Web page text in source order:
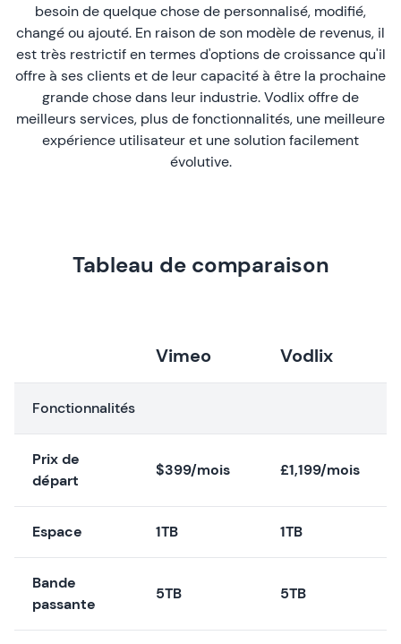
besoin de quelque chose de personnalisé, modifié,
changé ou ajouté. En raison de son modèle de revenus, il
est très restrictif en termes d'options de croissance qu'il
offre à ses clients et de leur capacité à être la prochaine
grande chose dans leur industrie. Vodlix offre de
meilleurs services, plus de fonctionnalités, une meilleure
expérience utilisateur et une solution facilement
évolutive.
Tableau de comparaison
Vimeo Vodlix
Fonctionnalités
Prix de
départ
$399/mois £1,199/mois
Espace 1TB 1TB
Bande
passante
5TB 5TB